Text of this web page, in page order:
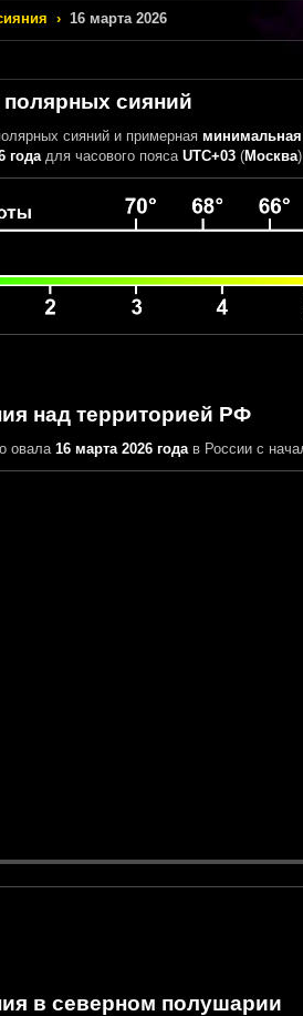
› 16 марта 2026
полярных сияний
сиянийи примерная
годадля часового пояса UTC+03(Москва)
над территорией РФ
овала 16 марта 2026 годав Россиис
в северном полушарии